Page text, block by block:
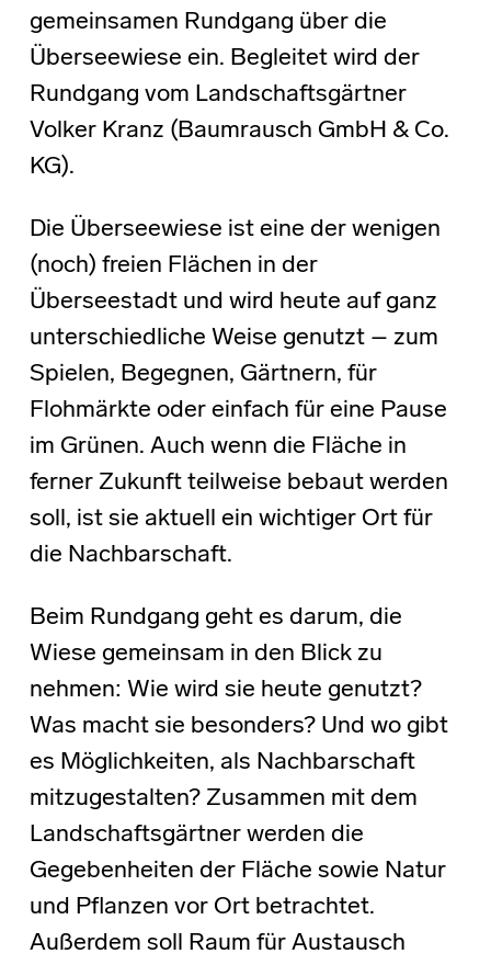
gemeinsamen Rundgang über die
Überseewiese ein. Begleitet wird der
Rundgang vom Landschaftsgärtner
Volker Kranz (Baumrausch GmbH & Co.
KG).
Die Überseewiese ist eine der wenigen
(noch) freien Flächen in der
Überseestadt und wird heute auf ganz
unterschiedliche Weise genutzt – zum
Spielen, Begegnen, Gärtnern, für
Flohmärkte oder einfach für eine Pause
im Grünen. Auch wenn die Fläche in
ferner Zukunft teilweise bebaut werden
soll, ist sie aktuell ein wichtiger Ort für
die Nachbarschaft.
Beim Rundgang geht es darum, die
Wiese gemeinsam in den Blick zu
nehmen: Wie wird sie heute genutzt?
Was macht sie besonders? Und wo gibt
es Möglichkeiten, als Nachbarschaft
mitzugestalten? Zusammen mit dem
Landschaftsgärtner werden die
Gegebenheiten der Fläche sowie Natur
und Pflanzen vor Ort betrachtet.
Außerdem soll Raum für Austausch